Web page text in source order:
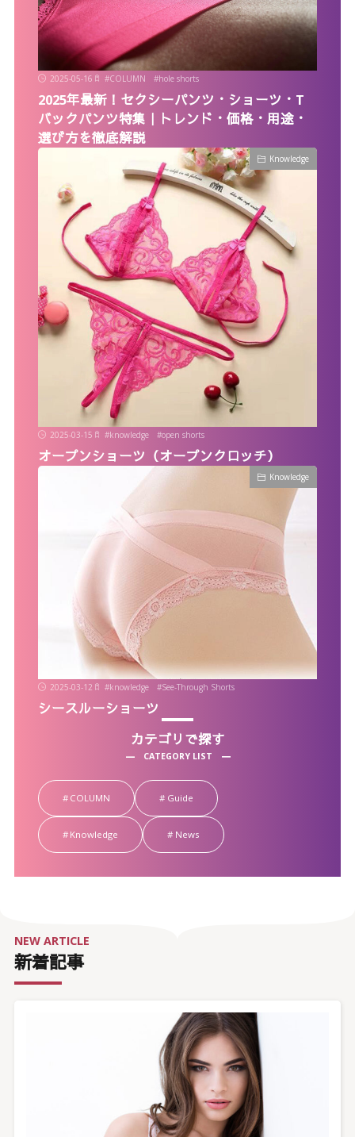
2025-05-16 #COLUMN #hole shorts
2025年最新！セクシーパンツ・ショーツ・T
バックパンツ特集｜トレンド・価格・用途・
選び方を徹底解説
Knowledge
2025-03-15 #knowledge #open shorts
オープンショーツ（オープンクロッチ）
Knowledge
2025-03-12 #knowledge #See-Through Shorts
シースルーショーツ
カテゴリで探す
CATEGORY LIST
COLUMN Guide
Knowledge News
新着記事
NEW ARTICLE